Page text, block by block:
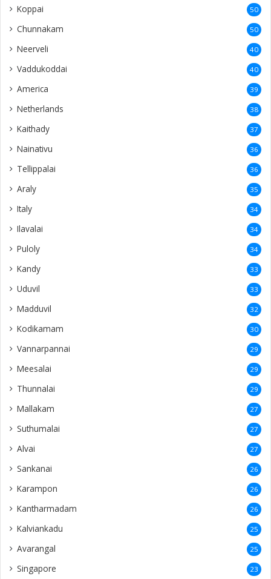
Koppai 50
Chunnakam 50
Neerveli 40
Vaddukoddai 40
America 39
Netherlands 38
Kaithady 37
Nainativu 36
Tellippalai 36
Araly 35
Italy 34
Ilavalai 34
Puloly 34
Kandy 33
Uduvil 33
Madduvil 32
Kodikamam 30
Vannarpannai 29
Meesalai 29
Thunnalai 29
Mallakam 27
Suthumalai 27
Alvai 27
Sankanai 26
Karampon 26
Kantharmadam 26
Kalviankadu 25
Avarangal 25
Singapore 23